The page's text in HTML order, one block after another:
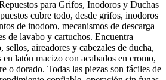
para Grifos, Inodoros y Duchas
cubre todo, desde grifos, inodoros
de inodoro, mecanismos de descarga
de lavabo y cartuchos. Encuentra
sellos, aireadores y cabezales de ducha,
latón macizo con acabados en cromo,
o dorado. Todas las piezas son fáciles de